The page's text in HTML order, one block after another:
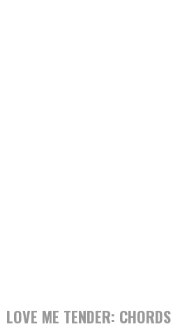
LOVE ME TENDER: CHORDS